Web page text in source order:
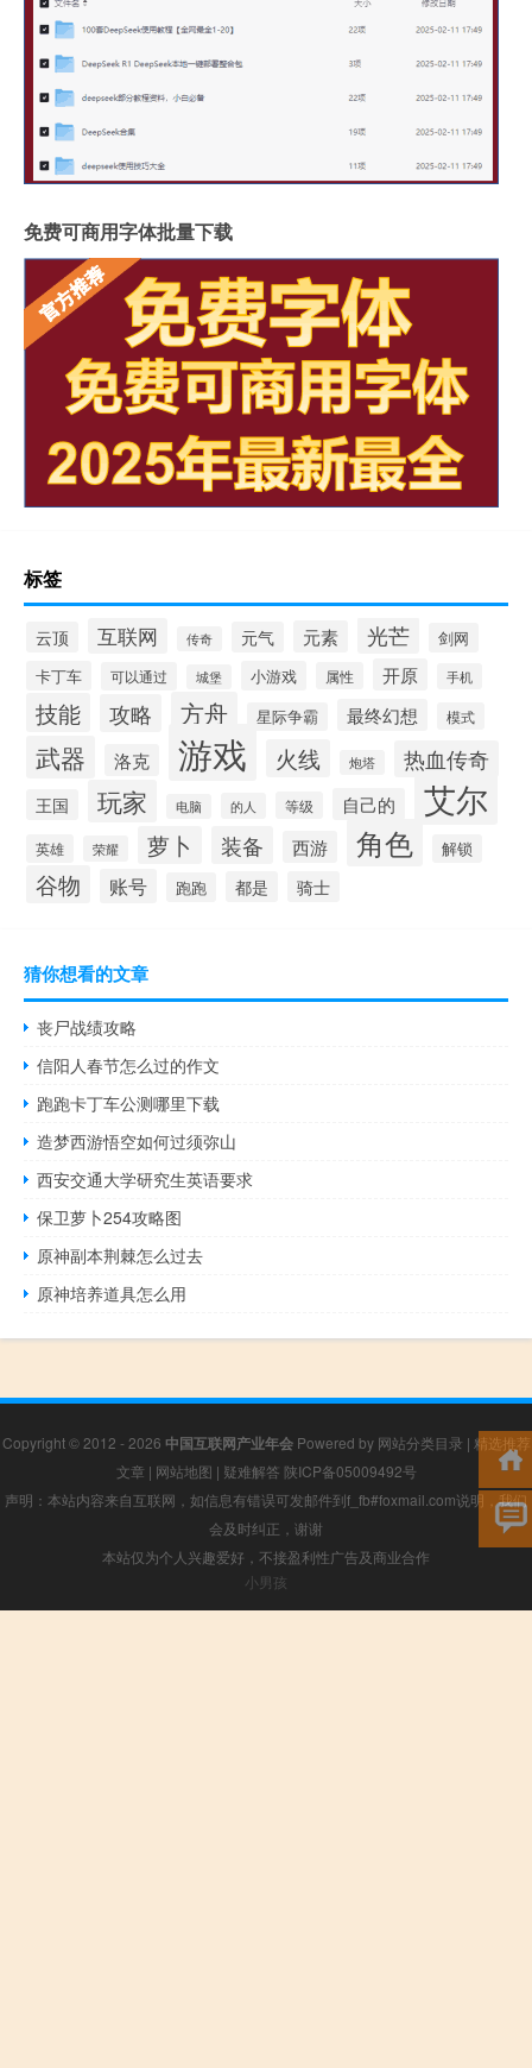
免费可商用字体批量下载
标签
云顶 互联网 传奇 元气 元素 光芒
剑网
卡丁车
可以通过 城堡 小游戏 属性 开原 手机
技能 攻略 方舟 星际争霸 最终幻想 模式
武器 洛克 游戏 火线 炮塔 热血传奇
王国 玩家 电脑 的人 等级 自己的 艾尔
英雄 荣耀 萝卜 装备 西游 角色 解锁
谷物 账号 跑跑 都是 骑士
猜你想看的文章
丧尸战绩攻略
信阳人春节怎么过的作文
跑跑卡丁车公测哪里下载
造梦西游悟空如何过须弥山
西安交通大学研究生英语要求
保卫萝卜254攻略图
原神副本荆棘怎么过去
原神培养道具怎么用
Copyright © 2012 - 2026 中国互联网产业年会Powered by 网站分类目录 | 精选推荐
文章 | 网站地图 | 疑难解答 陕ICP备05009492号
声明：本站内容来自互联网，如信息有错误可发邮件到f_fb#foxmail.com说明，我们
会及时纠正，谢谢
本站仅为个人兴趣爱好，不接盈利性广告及商业合作
小男孩